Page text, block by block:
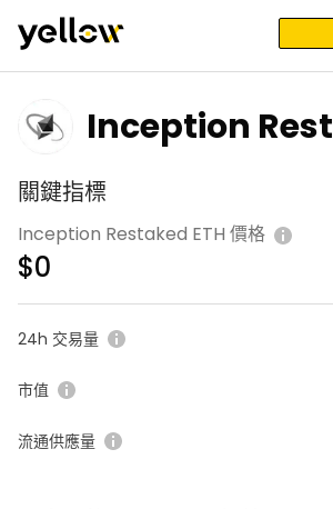
Inception
d ETH
關鍵指標
Inception Restaked ETH 價格
$0
24h 交易量
市值
流通供應量